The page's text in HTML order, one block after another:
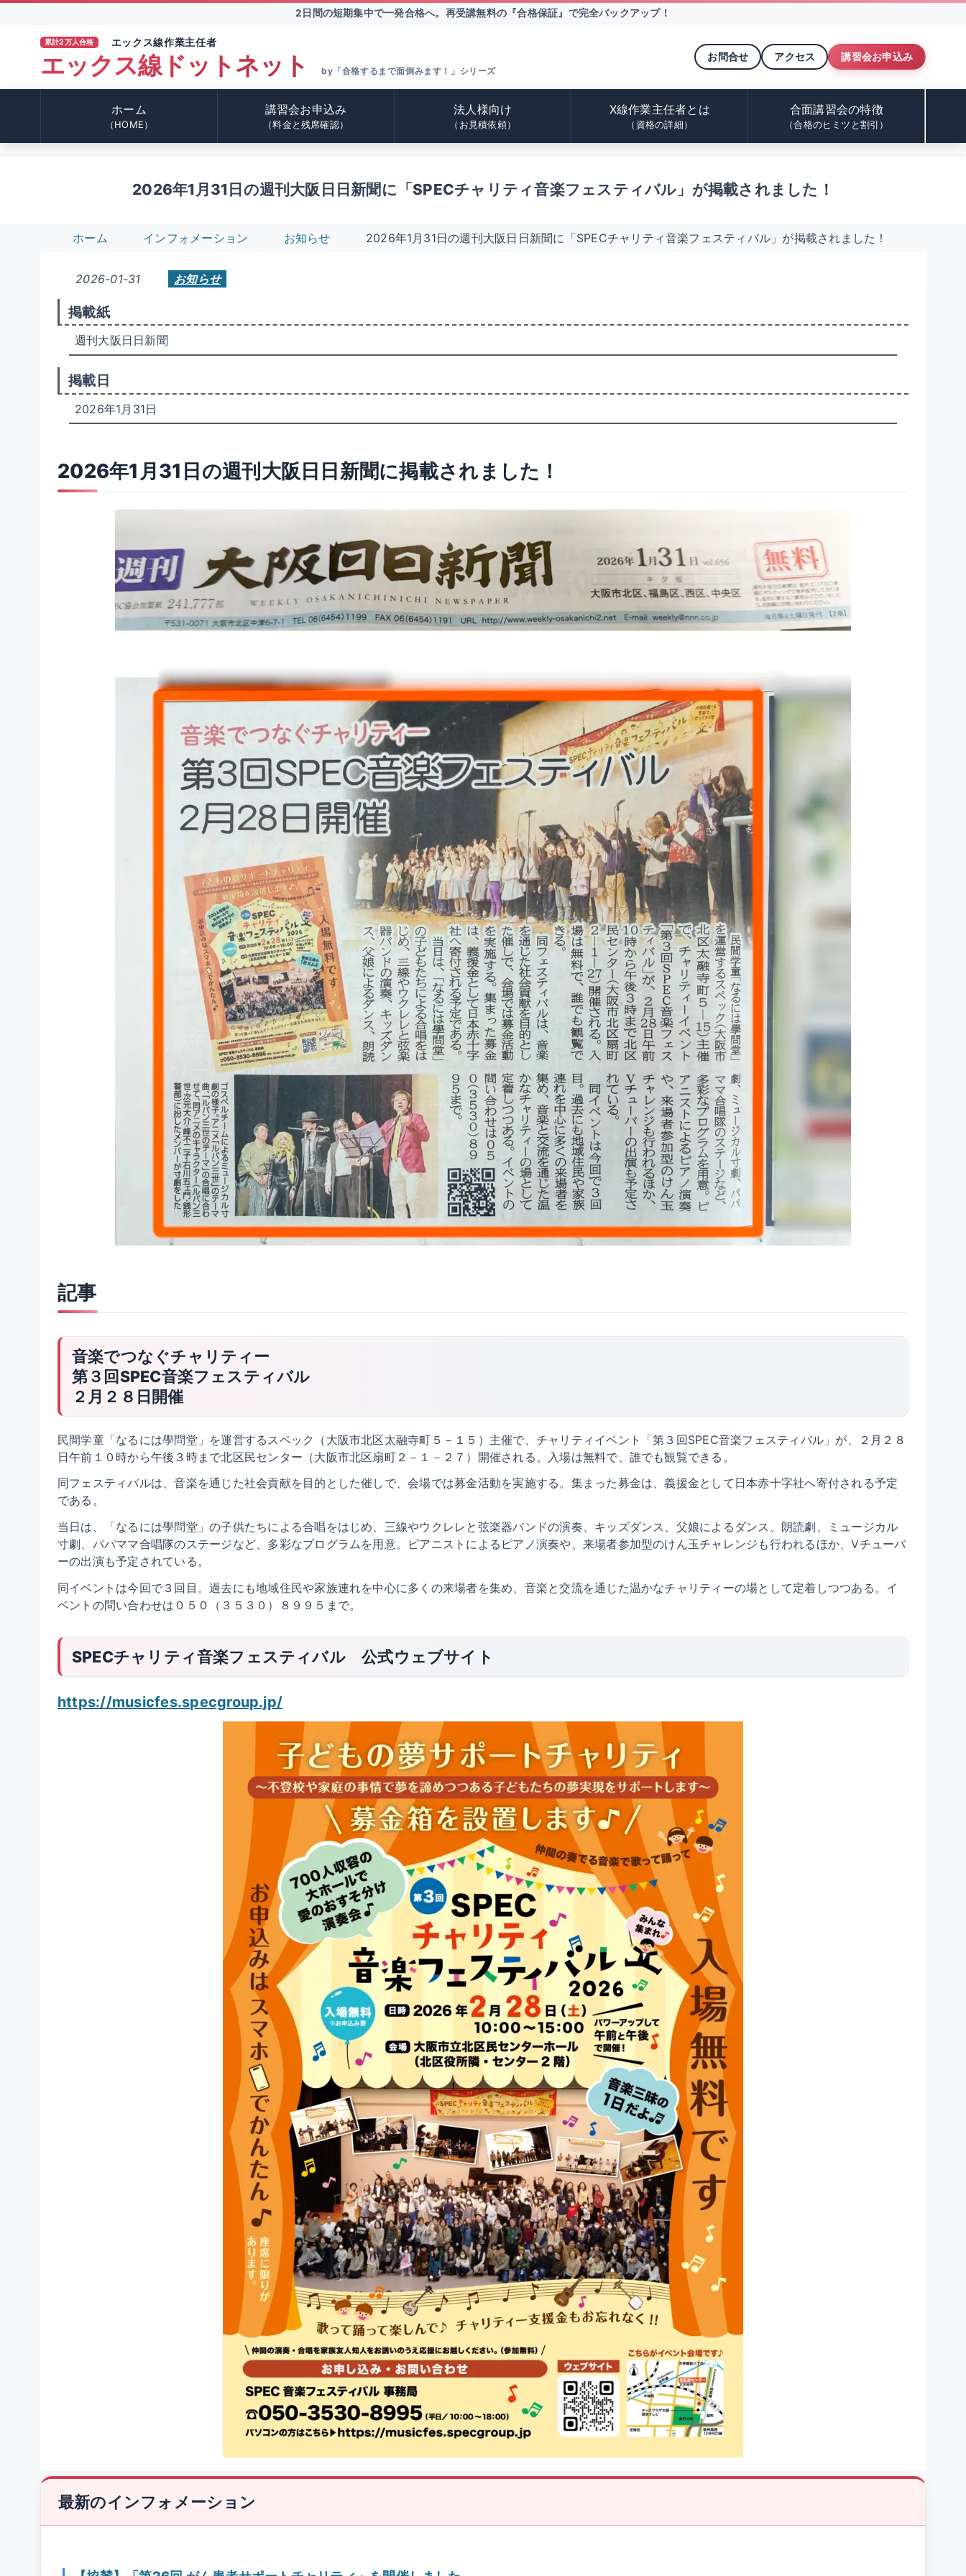
2日間の短期集中で一発合格へ。 再受講無料の『合格保証』で完全バックアップ！
累計2万人合格 エックス線作業主任者
エックス線ドットネット by「合格するまで面倒みます！」シリーズ
お問合せ アクセス 講習会お申込み
ホーム
（HOME）
講習会お申込み
（料金と残席確認）
法人様向け
（お見積依頼）
X線作業主任者とは
（資格の詳細）
合面講習会の特徴
（合格のヒミツと割引）
2026年1月31日の週刊大阪日日新聞に「SPECチャリティ音楽フェスティバル」が掲載されました！
ホーム インフォメーション お知らせ 2026年1月31日の週刊大阪日日新聞に「SPECチャリティ音楽フェスティバル」が掲載されました！
2026-01-31 お知らせ
掲載紙
週刊大阪日日新聞
掲載日
2026年1月31日
2026年1月31日の週刊大阪日日新聞に掲載されました！
記事
音楽でつなぐチャリティー
第３回SPEC音楽フェスティバル
２月２８日開催
民間学童「なるには學問堂」を運営するスペック（大阪市北区太融寺町５－１５）主催で、チャリティイベント「第３回SPEC音楽フェスティバル」が、２月２８
日午前１０時から午後３時まで北区民センター（大阪市北区扇町２－１－２７）開催される。入場は無料で、誰でも観覧できる。
同フェスティバルは、音楽を通じた社会貢献を目的とした催しで、会場では募金活動を実施する。集まった募金は、義援金として日本赤十字社へ寄付される予定
である。
当日は、「なるには學問堂」の子供たちによる合唱をはじめ、三線やウクレレと弦楽器バンドの演奏、キッズダンス、父娘によるダンス、朗読劇、ミュージカル
寸劇、パパママ合唱隊のステージなど、多彩なプログラムを用意。ピアニストによるピアノ演奏や、来場者参加型のけん玉チャレンジも行われるほか、Vチューバ
ーの出演も予定されている。
同イベントは今回で３回目。過去にも地域住民や家族連れを中心に多くの来場者を集め、音楽と交流を通じた温かなチャリティーの場として定着しつつある。イ
ベントの問い合わせは０５０（３５３０）８９９５まで。
SPECチャリティ音楽フェスティバル 公式ウェブサイト
https://musicfes.specgroup.jp/
最新のインフォメーション